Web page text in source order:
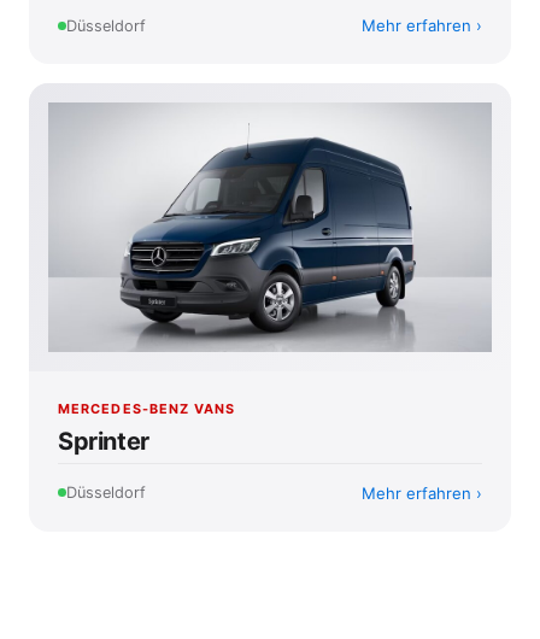
Düsseldorf Mehr erfahren
MERCEDES-BENZ VANS
Sprinter
Düsseldorf Mehr erfahren